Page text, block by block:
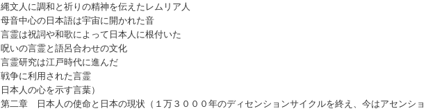
縄文人に調和と祈りの精神を伝えたレムリア人
母音中心の日本語は宇宙に開かれた音
言霊は祝詞や和歌によって日本人に根付いた
呪いの言霊と語呂合わせの文化
言霊研究は江戸時代に進んだ
戦争に利用された言霊
日本人の心を示す言葉）
第二章 日本人の使命と日本の現状（１万３０００年のディセンションサイクルを終え、今はアセンショ